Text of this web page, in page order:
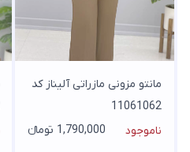
مانتو مزونی مازراتی آلیناز کد
11061062
ناموجود
1,790,000 تومانء